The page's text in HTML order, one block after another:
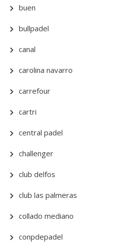
buen
bullpadel
canal
carolina navarro
carrefour
cartri
central padel
challenger
club delfos
club las palmeras
collado mediano
conpdepadel